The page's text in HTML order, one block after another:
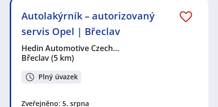
Autolakýrník – autorizovaný
servis Opel | Břeclav
Hedin Automotive Czech…
Břeclav(5 km)
Plný úvazek
Zveřejněno: 5. srpna